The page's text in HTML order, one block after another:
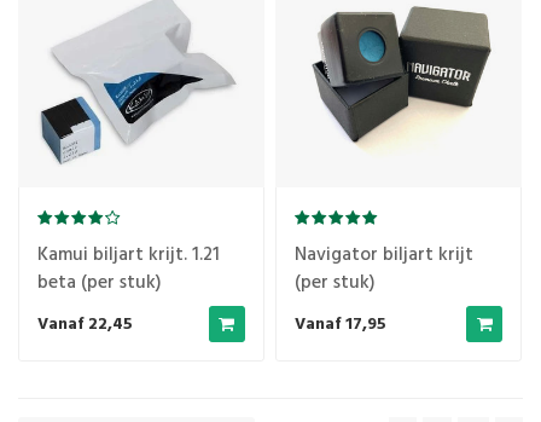
Kamui biljart krijt. 1.21
beta (per stuk)
Vanaf 22,45
Navigator biljart krijt
(per stuk)
Vanaf 17,95